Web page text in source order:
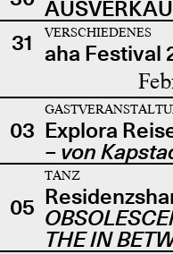
31
VERSCHIEDENES
aha Festival
03 Explora
– von
05
TANZ
THE IN